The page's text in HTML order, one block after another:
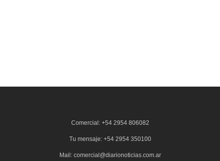
Comercial: +54 2954 806082
Tu mensaje: +54 2954 350100
Mail: comercial@diarionoticias.com.ar